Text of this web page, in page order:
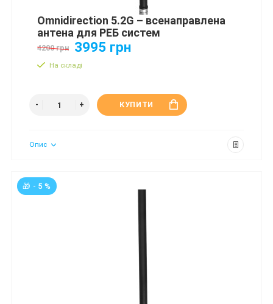
Omnidirection 5.2G – всенаправлена
антена для РЕБ систем
4200 грн 3995 грн
На складі
КУПИТИ
Опис
🎁 - 5 %